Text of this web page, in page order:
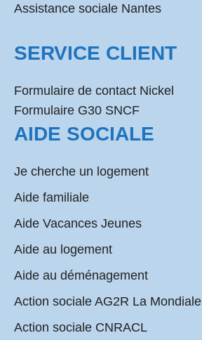
Assistance sociale Nantes
SERVICE CLIENT
Formulaire de contact Nickel
Formulaire G30 SNCF
AIDE SOCIALE
Je cherche un logement
Aide familiale
Aide Vacances Jeunes
Aide au logement
Aide au déménagement
Action sociale AG2R La Mondiale
Action sociale CNRACL